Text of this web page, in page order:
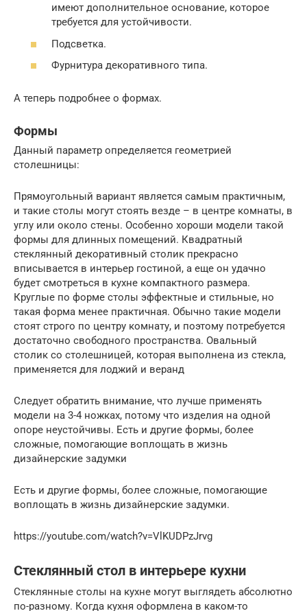
имеют дополнительное основание, которое
требуется для устойчивости.
Подсветка.
Фурнитура декоративного типа.
А теперь подробнее о формах.
Формы
Данный параметр определяется геометрией
столешницы:
Прямоугольный вариант является самым практичным,
и такие столы могут стоять везде – в центре комнаты, в
углу или около стены. Особенно хороши модели такой
формы для длинных помещений. Квадратный
стеклянный декоративный столик прекрасно
вписывается в интерьер гостиной, а еще он удачно
будет смотреться в кухне компактного размера.
Круглые по форме столы эффектные и стильные, но
такая форма менее практичная. Обычно такие модели
стоят строго по центру комнату, и поэтому потребуется
достаточно свободного пространства. Овальный
столик со столешницей, которая выполнена из стекла,
применяется для лоджий и веранд
Следует обратить внимание, что лучше применять
модели на 3-4 ножках, потому что изделия на одной
опоре неустойчивы. Есть и другие формы, более
сложные, помогающие воплощать в жизнь
дизайнерские задумки
Есть и другие формы, более сложные, помогающие
воплощать в жизнь дизайнерские задумки.
https://youtube.com/watch?v=VlKUDPzJrvg
Стеклянный стол в интерьере кухни
Стеклянные столы на кухне могут выглядеть абсолютно
по-разному. Когда кухня оформлена в каком-то